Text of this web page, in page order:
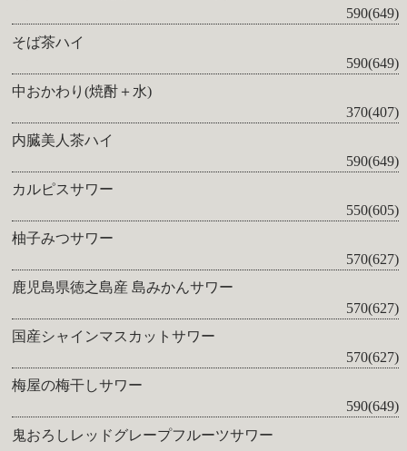
590(649)
そば茶ハイ
590(649)
中おかわり(焼酎＋水)
370(407)
内臓美人茶ハイ
590(649)
カルピスサワー
550(605)
柚子みつサワー
570(627)
鹿児島県徳之島産 島みかんサワー
570(627)
国産シャインマスカットサワー
570(627)
梅屋の梅干しサワー
590(649)
鬼おろしレッドグレープフルーツサワー